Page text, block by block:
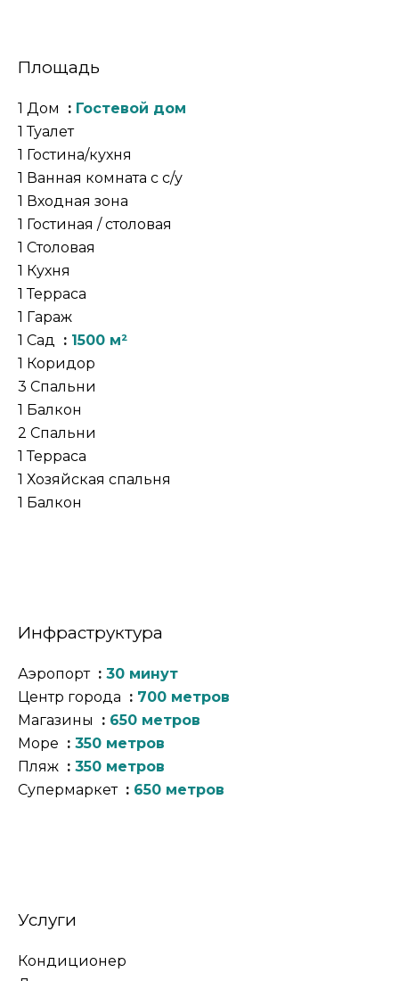
Площадь
1 Дом
Гостевой дом
1 Туалет
1 Гостина/кухня
1 Ванная комната с с/у
1 Входная зона
1 Гостиная / столовая
1 Столовая
1 Кухня
1 Терраса
1 Гараж
1 Сад
1500 м²
1 Коридор
3 Спальни
1 Балкон
2 Спальни
1 Терраса
1 Хозяйская спальня
1 Балкон
Инфраструктура
Аэропорт
30 минут
Центр города
700 метров
Магазины
650 метров
Море
350 метров
Пляж
350 метров
Супермаркет
650 метров
Услуги
Кондиционер